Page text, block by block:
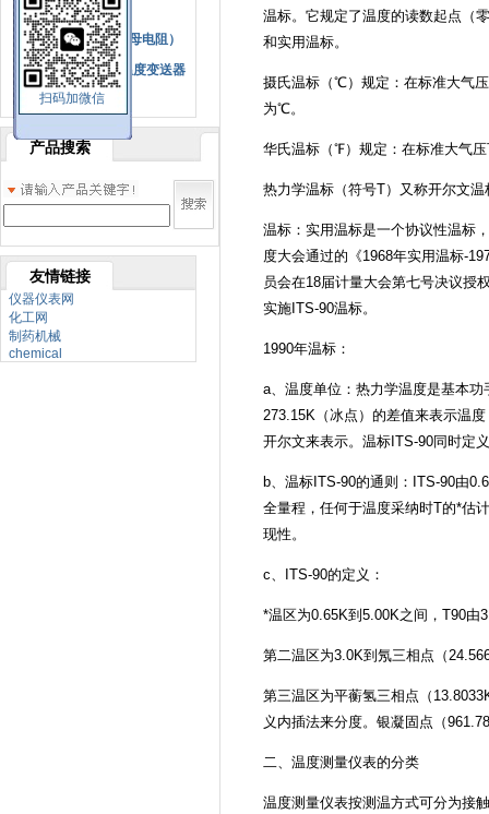
扫码加微信
热电阻
铂热电阻元件（云母电阻）
SBW系列一体化温度变送器
双金属温度计
产品搜索
友情链接
仪器仪表网
化工网
制药机械
chemical
温标。它规定了温度的读数起点（
和实用温标。
摄氏温标（℃）规定：在标准大气
为℃。
华氏温标（℉）规定：在标准大气
热力学温标（符号T）又称开尔文
温标：实用温标是一个协议性温标
度大会通过的《1968年实用温标-
员会在18届计量大会第七号决议授
实施ITS-90温标。
1990年温标：
a、温度单位：热力学温度是基本
273.15K（冰点）的差值来表示温
开尔文来表示。温标ITS-90同时定
b、温标ITS-90的通则：ITS-90由
全量程，任何于温度采纳时T的*估
现性。
c、ITS-90的定义：
*温区为0.65K到5.00K之间，T90由
第二温区为3.0K到氖三相点（
第三温区为平蘅氢三相点（
义内插法来分度。银凝固点（
二、温度测量仪表的分类
温度测量仪表按测温方式可分为接